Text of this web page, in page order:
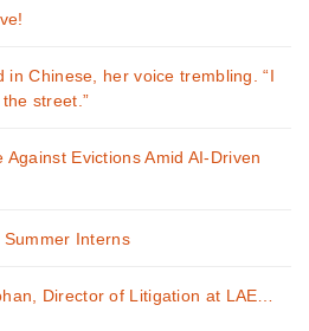
in Chinese, her voice trembling. “I
street.”
Evictions Amid AI-Driven
Summer Interns
Director of Litigation at LAE…